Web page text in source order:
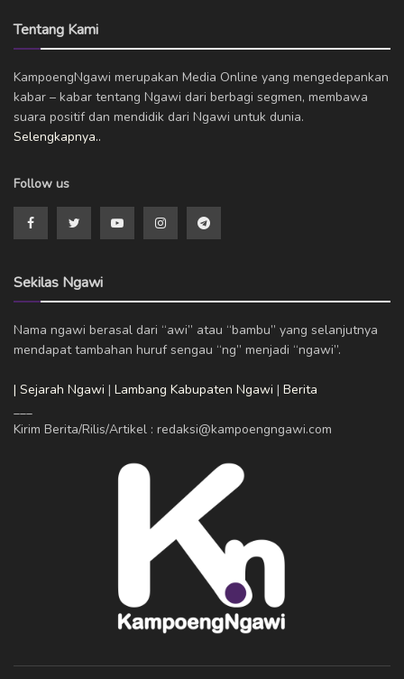
Tentang Kami
KampoengNgawi merupakan Media Online yang mengedepankan
kabar – kabar tentang Ngawi dari berbagi segmen, membawa
suara positif dan mendidik dari Ngawi untuk dunia.
Selengkapnya..
Follow us
Sekilas Ngawi
Nama ngawi berasal dari “awi” atau “bambu” yang selanjutnya
mendapat tambahan huruf sengau “ng” menjadi “ngawi”.
| Sejarah Ngawi | Lambang Kabupaten Ngawi | Berita
Kirim Berita/Rilis/Artikel : redaksi@kampoengngawi.com